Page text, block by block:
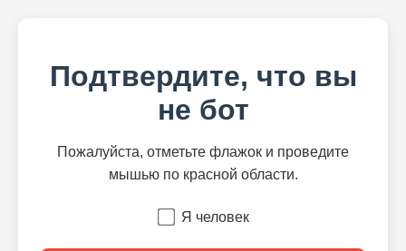
Подтвердите, что вы
не бот
Пожалуйста, отметьте флажок и проведите
мышью по красной области.
Я человек